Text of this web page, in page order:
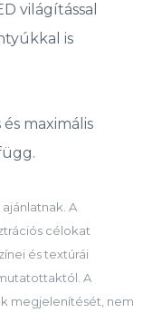
világítással
is
maximális
A
célokat
és textúrái
A
megjelenítését, nem